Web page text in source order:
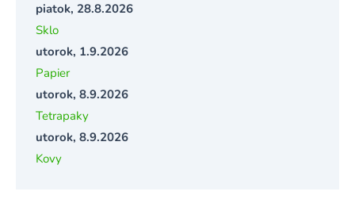
piatok, 28.8.2026
Sklo
utorok, 1.9.2026
Papier
utorok, 8.9.2026
Tetrapaky
utorok, 8.9.2026
Kovy